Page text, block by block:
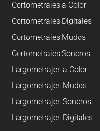
Cortometrajes a Color
Cortometrajes Digitales
Cortometrajes Mudos
Cortometrajes Sonoros
Largometrajes a Color
Largometrajes Mudos
Largometrajes Sonoros
Largometrajes Digitales